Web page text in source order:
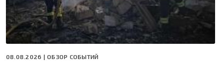
08.08.2026 | ОБЗОР СОБЫТИЙ